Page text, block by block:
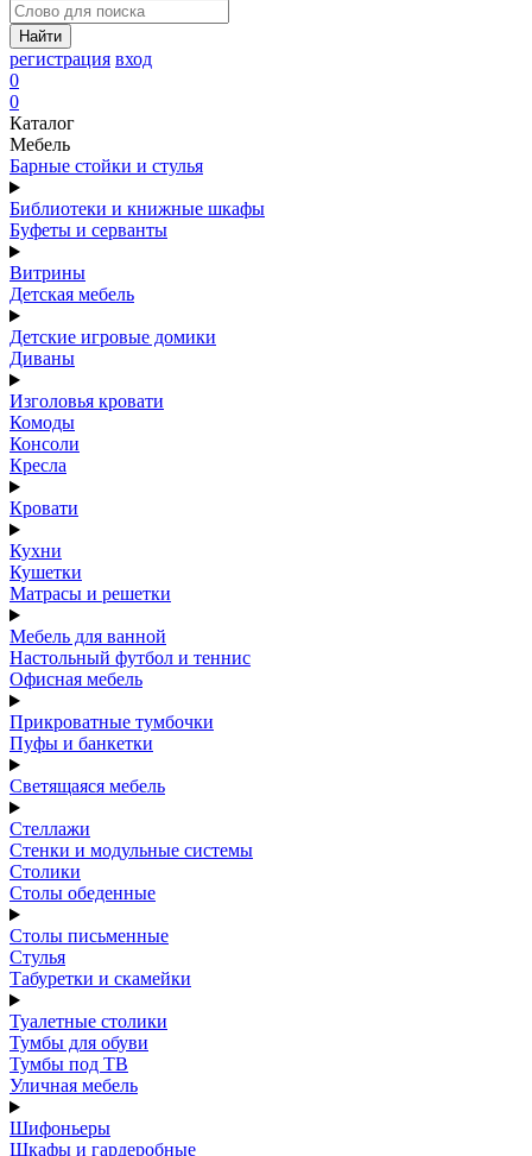
Найти
регистрация вход
0
0
Каталог
Мебель
Барные стойки и стулья
Библиотеки и книжные шкафы
Буфеты и серванты
Витрины
Детская мебель
Детские игровые домики
Диваны
Изголовья кровати
Комоды
Консоли
Кресла
Кровати
Кухни
Кушетки
Матрасы и решетки
Мебель для ванной
Настольный футбол и теннис
Офисная мебель
Прикроватные тумбочки
Пуфы и банкетки
Светящаяся мебель
Стеллажи
Стенки и модульные системы
Столики
Столы обеденные
Столы письменные
Стулья
Табуретки и скамейки
Туалетные столики
Тумбы для обуви
Тумбы под ТВ
Уличная мебель
Шифоньеры
Шкафы и гардеробные